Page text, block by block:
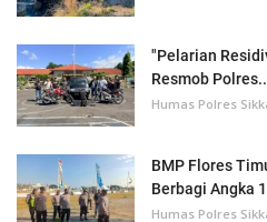
"Pelarian
Resmob
Humas Polres
BMP Flores
Berbagi Angka
Humas Polres